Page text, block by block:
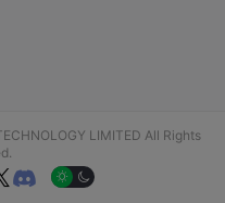
LIMITED All Rights
